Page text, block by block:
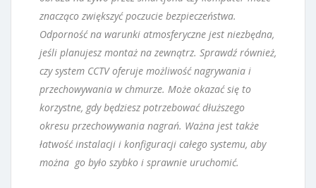
znacząco zwiększyć poczucie bezpieczeństwa.
Odporność na warunki atmosferyczne jest niezbędna,
jeśli planujesz montaż na zewnątrz. Sprawdź również,
czy system CCTV oferuje możliwość nagrywania i
przechowywania w chmurze. Może okazać się to
korzystne, gdy będziesz potrzebować dłuższego
okresu przechowywania nagrań. Ważna jest także
łatwość instalacji i konfiguracji całego systemu, aby
można go było szybko i sprawnie uruchomić.